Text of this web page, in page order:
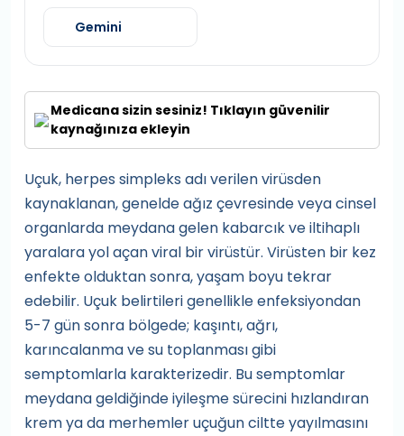
Gemini
Medicana sizin sesiniz! Tıklayın güvenilir
kaynağınıza ekleyin
Uçuk, herpes simpleks adı verilen virüsden
kaynaklanan, genelde ağız çevresinde veya cinsel
organlarda meydana gelen kabarcık ve iltihaplı
yaralara yol açan viral bir virüstür. Virüsten bir kez
enfekte olduktan sonra, yaşam boyu tekrar
edebilir. Uçuk belirtileri genellikle enfeksiyondan
5-7 gün sonra bölgede; kaşıntı, ağrı,
karıncalanma ve su toplanması gibi
semptomlarla karakterizedir. Bu semptomlar
meydana geldiğinde iyileşme sürecini hızlandıran
krem ya da merhemler uçuğun ciltte yayılmasını